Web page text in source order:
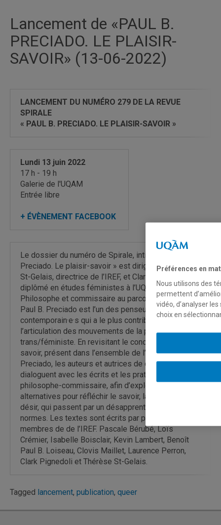
Lancement de «PAUL B.
PRECIADO. LE PLAISIR-
SAVOIR» (13-06-2022)
LANCEMENT DU NUMÉRO 279 DE LA REVUE
SPIRALE
« PAUL B. PRECIADO. LE PLAISIR-SAVOIR »
Lundi 13 juin 2022
17 h - 19 h
Galerie de l'UQAM
Entrée libre
+ ÉVÈNEMENT FACEBOOK
Le dossier du numéro de Spirale, intitulé « Paul B.
Preciado. Le plaisir-savoir » est dirigé par Thérèse
St-Gelais, directrice de l’IREF, et Clark Pignedoli,
diplômé en études féministes à l’UQAM.
Philosophe et commissaire au parcours militant,
Paul B. Preciado est l’un des penseur·e·s
contemporain·e·s qui a le plus contribué à
l’articulation des mouvements de la pensée queer et
trans/féministe. En revisitant le concept de plaisir-
savoir, présent dans l’ensemble de l’œuvre de
Preciado, les auteurs et autrices de ce dossier
dialoguent avec les écrits et les pratiques du
philosophe-commissaire, afin d’explorer des voies
alternatives pour réfléchir le savoir, la langue, le
désir, qui passent par un désapprentissage des
normes. Les textes sont écrits par plusieurs
membres de de l’IREF. Pascale Bérubé, Loïs
Crémier, Isabelle Boisclair, Kevin Lambert, Benoît
Paul B. Loiseau, Clovis Maillet, Laurence Perron,
Clark Pignedoli et Thérèse St-Gelais.
Tagged lancement, publication, queer
Préférences en
Nous utilisons des
permettent
vidéo, d’analyser
choix en